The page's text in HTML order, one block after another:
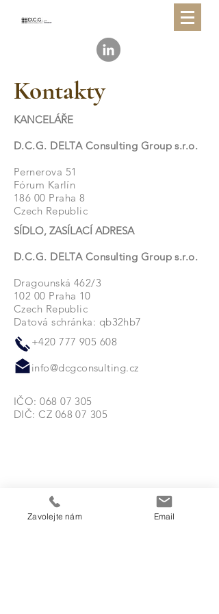
Kontakty
KANCELÁŘE
D.C.G. DELTA Consulting Group s.r.o.
Pernerova 51
Fórum Karlín
186 00 Praha 8
Czech Republic
SÍDLO, ZASÍLACÍ ADRESA
D.C.G. DELTA Consulting Group s.r.o.
Dragounská 462/3
102 00 Praha 10
Czech Republic
Datová schránka: qb32hb7
+420 777 905 608
info@dcgconsulting.cz
IČO:068 07 305
DIČ: CZ 068 07 305
Zavolejte nám Email